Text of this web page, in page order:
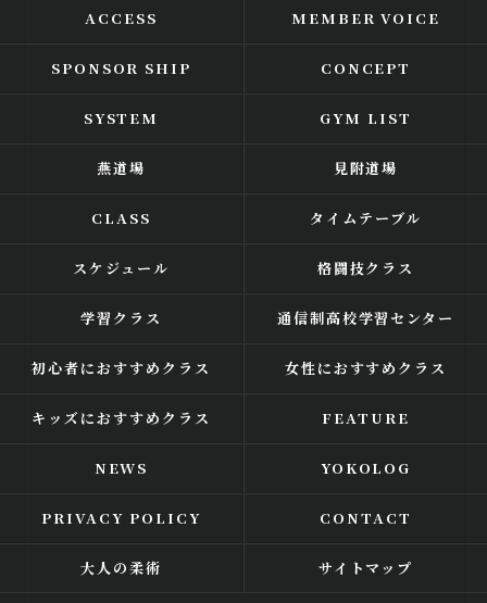
ACCESS MEMBER VOICE
SPONSOR SHIP CONCEPT
SYSTEM GYM LIST
燕道場 見附道場
CLASS タイムテーブル
スケジュール 格闘技クラス
学習クラス 通信制高校学習センター
初心者におすすめクラス 女性におすすめクラス
キッズにおすすめクラス FEATURE
NEWS YOKOLOG
PRIVACY POLICY CONTACT
大人の柔術 サイトマップ